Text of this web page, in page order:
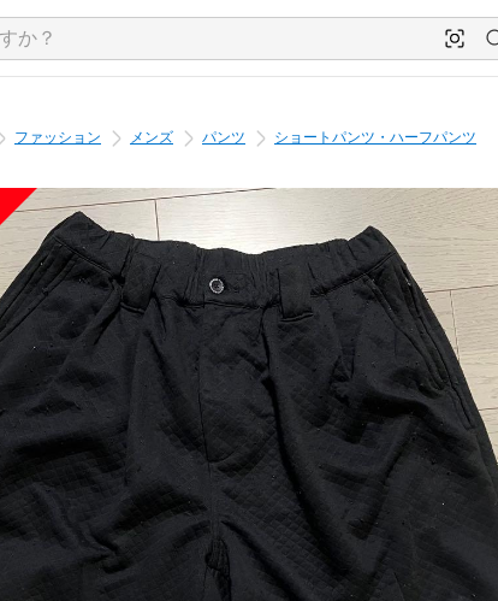
ファッション メンズ パンツ ショートパンツ・ハーフパンツ